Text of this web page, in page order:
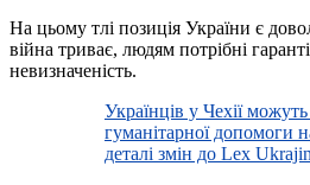
На цьому тлі позиція України є
війна триває, людям потрібні
невизначеність.
Українців у Чехії
гуманітарної допомоги
деталі змін до Lex